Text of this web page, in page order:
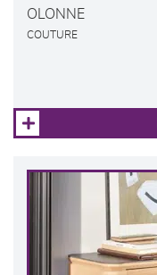
OLONNE
COUTURE